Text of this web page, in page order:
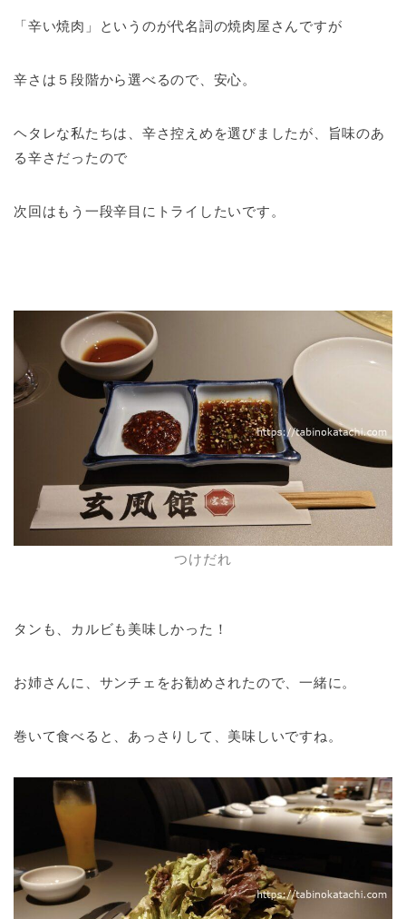
「辛い焼肉」というのが代名詞の焼肉屋さんですが
辛さは５段階から選べるので、安心。
ヘタレな私たちは、辛さ控えめを選びましたが、旨味のあ
る辛さだったので
次回はもう一段辛目にトライしたいです。
つけだれ
タンも、カルビも美味しかった！
お姉さんに、サンチェをお勧めされたので、一緒に。
巻いて食べると、あっさりして、美味しいですね。